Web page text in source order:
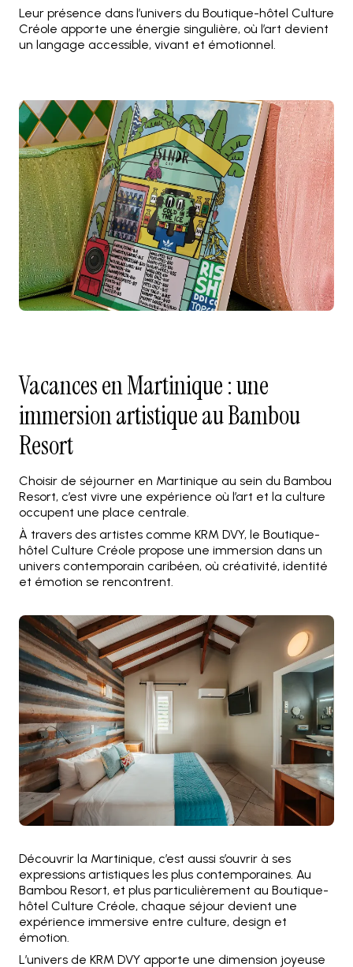
Leur présence dans l’univers du Boutique-hôtel Culture
Créole apporte une énergie singulière, où l’art devient
un langage accessible, vivant et émotionnel.
Vacances en Martinique : une
immersion artistique au Bambou
Resort
Choisir de séjourner en Martinique au sein du Bambou
Resort, c’est vivre une expérience où l’art et la culture
occupent une place centrale.
À travers des artistes comme KRM DVY, le Boutique-
hôtel Culture Créole propose une immersion dans un
univers contemporain caribéen, où créativité, identité
et émotion se rencontrent.
Découvrir la Martinique, c’est aussi s’ouvrir à ses
expressions artistiques les plus contemporaines. Au
Bambou Resort, et plus particulièrement au Boutique-
hôtel Culture Créole, chaque séjour devient une
expérience immersive entre culture, design et
émotion.
L’univers de KRM DVY apporte une dimension joyeuse